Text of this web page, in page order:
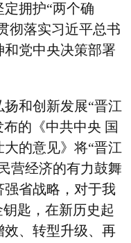
定拥护“两个确
彻落实习近平总书
党中央决策部署
和创新发展“晋江
布的《中共中央 国
的意见》将“晋江
营经济的有力鼓舞
省战略，对于我
匙，在新历史起
效、转型升级、再